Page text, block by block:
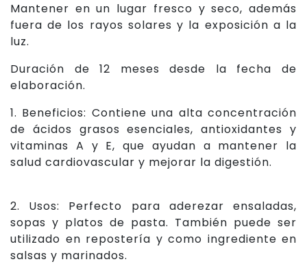
Mantener en un lugar fresco y seco, además
fuera de los rayos solares y la exposición a la
luz.
Duración de 12 meses desde la fecha de
elaboración.
1. Beneficios: Contiene una alta concentración
de ácidos grasos esenciales, antioxidantes y
vitaminas A y E, que ayudan a mantener la
salud cardiovascular y mejorar la digestión.
2. Usos: Perfecto para aderezar ensaladas,
sopas y platos de pasta. También puede ser
utilizado en repostería y como ingrediente en
salsas y marinados.